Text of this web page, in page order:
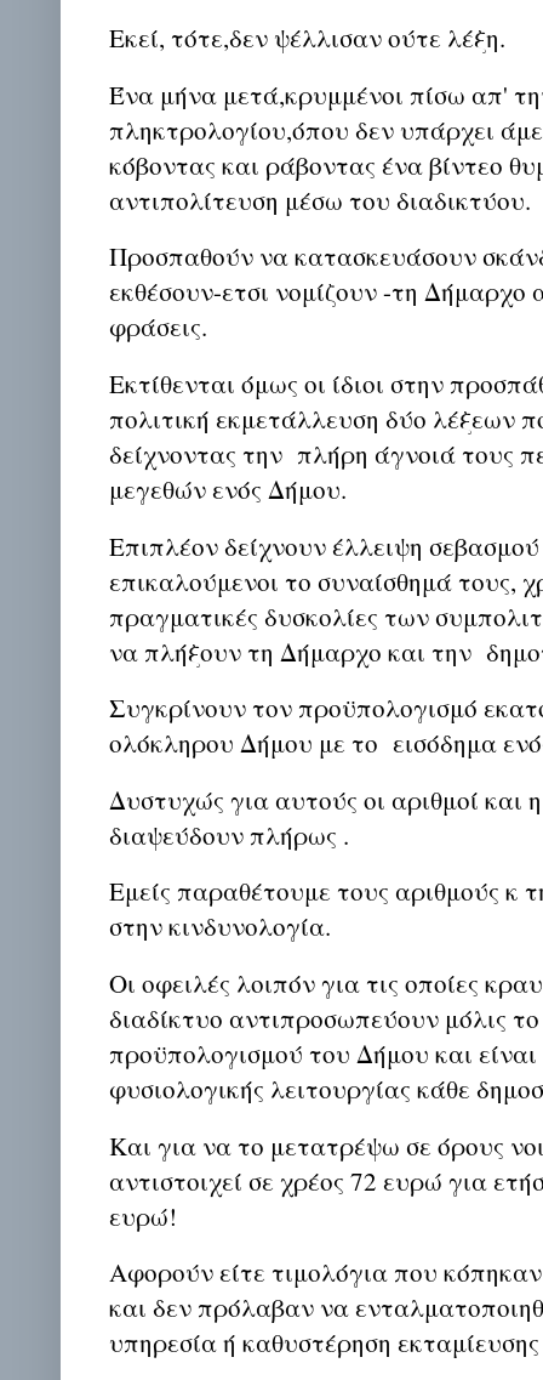
Εκεί, τότε,δεν ψέλλισαν ούτε λέξη.
Ένα μήνα μετά,κρυμμένοι πίσω απ'
πληκτρολογίου,όπου δεν υπάρχει
κόβοντας και ράβοντας ένα βίντεο
αντιπολίτευση μέσω του διαδικτύου.
Προσπαθούν να κατασκευάσουν
εκθέσουν-ετσι νομίζουν -τη
φράσεις.
Εκτίθενται όμως οι ίδιοι στην
πολιτική εκμετάλλευση δύο λέξεων
δείχνοντας την πλήρη άγνοιά τους
μεγεθών ενός Δήμου.
Επιπλέον δείχνουν έλλειψη
επικαλούμενοι το συναίσθημά τους,
πραγματικές δυσκολίες των
να πλήξουν τη Δήμαρχο και την
Συγκρίνουν τον προϋπολογισμό
ολόκληρου Δήμου με το εισόδημα
Δυστυχώς για αυτούς οι αριθμοί και
διαψεύδουν πλήρως .
Εμείς παραθέτουμε τους αριθμούς κ
στην κινδυνολογία.
Οι οφειλές λοιπόν για τις οποίες
διαδίκτυο αντιπροσωπεύουν μόλις
προϋπολογισμού του Δήμου και
φυσιολογικής λειτουργίας κάθε
Και για να το μετατρέψω σε όρους
αντιστοιχεί σε χρέος 72 ευρώ για
ευρώ!
Αφορούν είτε τιμολόγια που
και δεν πρόλαβαν να
υπηρεσία ή καθυστέρηση